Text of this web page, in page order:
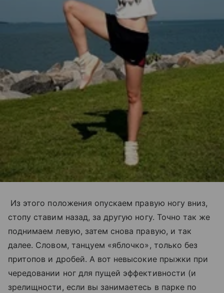
Из этого положения опускаем правую ногу вниз,
стопу ставим назад, за другую ногу. Точно так же
поднимаем левую, затем снова правую, и так
далее. Словом, танцуем «яблочко», только без
притопов и дробей. А вот невысокие прыжки при
чередовании ног для пущей эффективности (и
зрелищности, если вы занимаетесь в парке по